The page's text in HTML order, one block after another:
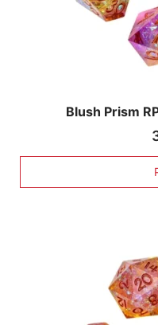
Blush Prism